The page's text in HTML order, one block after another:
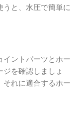
と、水圧で簡単に
イントパーツとホー
を確認しましょ
それに適合するホー